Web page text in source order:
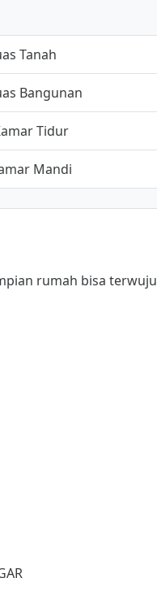
Tanah
Bangunan
Tidur
Mandi
rumah bisa